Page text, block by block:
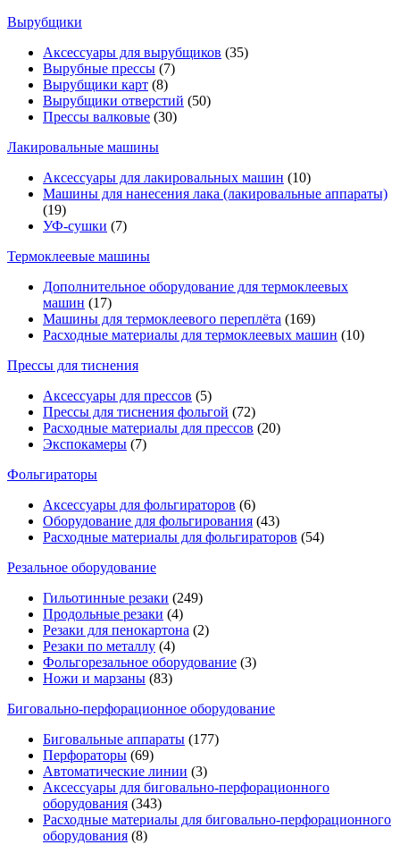
Вырубщики
Аксессуары для вырубщиков (35)
Вырубные прессы (7)
Вырубщики карт (8)
Вырубщики отверстий (50)
Прессы валковые (30)
Лакировальные машины
Аксессуары для лакировальных машин (10)
Машины для нанесения лака (лакировальные аппараты)
(19)
УФ-сушки (7)
Термоклеевые машины
Дополнительное оборудование для термоклеевых
машин (17)
Машины для термоклеевого переплёта (169)
Расходные материалы для термоклеевых машин (10)
Прессы для тиснения
Аксессуары для прессов (5)
Прессы для тиснения фольгой (72)
Расходные материалы для прессов (20)
Экспокамеры (7)
Фольгираторы
Аксессуары для фольгираторов (6)
Оборудование для фольгирования (43)
Расходные материалы для фольгираторов (54)
Резальное оборудование
Гильотинные резаки (249)
Продольные резаки (4)
Резаки для пенокартона (2)
Резаки по металлу (4)
Фольгорезальное оборудование (3)
Ножи и марзаны (83)
Биговально-перфорационное оборудование
Биговальные аппараты (177)
Перфораторы (69)
Автоматические линии (3)
Аксессуары для биговально-перфорационного
оборудования (343)
Расходные материалы для биговально-перфорационного
оборудования (8)